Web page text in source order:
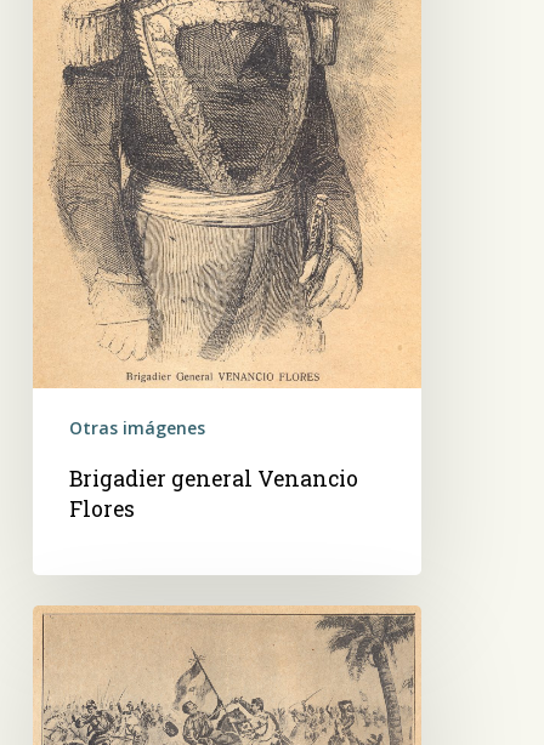
Otras imágenes
Brigadier general Venancio
Flores
Episodio
del
1º
de